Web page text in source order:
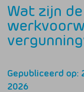
Wat zijn de
Gepubliceerd op:
2026